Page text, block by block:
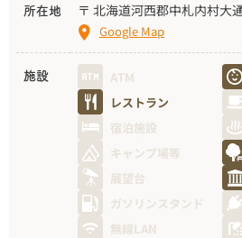
所在地 〒 北海道河西郡中札内村大
Google Map
施設 ATM
レストラン
宿泊施設
キャンプ場等
展望台
ガソリンスタンド
無線LAN